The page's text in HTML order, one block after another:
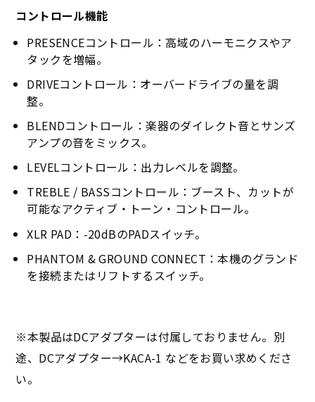
コントロール機能
PRESENCEコントロール：高域のハーモニクスやア
タックを増幅。
DRIVEコントロール：オーバードライブの量を調
整。
BLENDコントロール：楽器のダイレクト音とサンズ
アンプの音をミックス。
LEVELコントロール：出力レベルを調整。
TREBLE / BASSコントロール：ブースト、カットが
可能なアクティブ・トーン・コントロール。
XLR PAD：-20dBのPADスイッチ。
PHANTOM & GROUND CONNECT：本機のグランド
を接続またはリフトするスイッチ。
※本製品はDCアダプターは付属しておりません。別
途、DCアダプター→KACA-1 などをお買い求めくださ
い。